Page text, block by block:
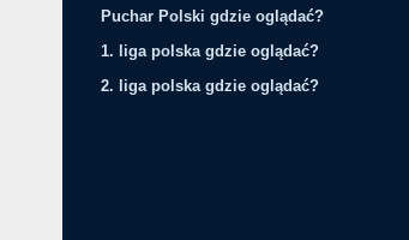
Puchar Polski gdzie oglądać?
1. liga polska gdzie oglądać?
2. liga polska gdzie oglądać?